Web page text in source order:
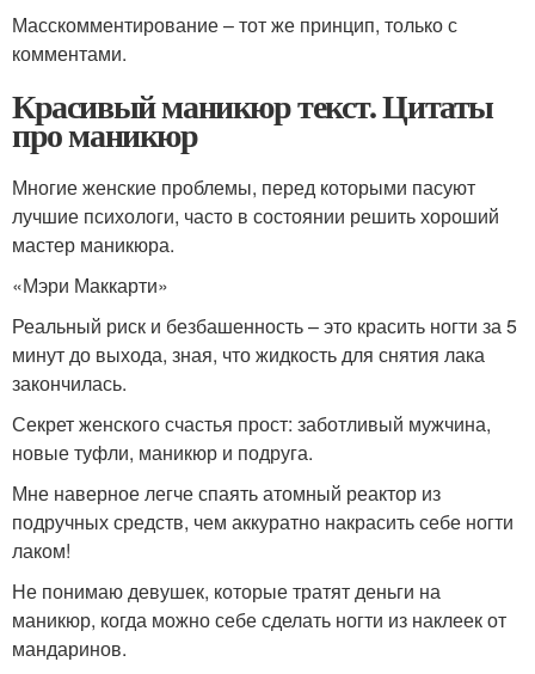
Масскомментирование – тот же принцип, только с
комментами.
Красивый маникюр текст. Цитаты
про маникюр
Многие женские проблемы, перед которыми пасуют
лучшие психологи, часто в состоянии решить хороший
мастер маникюра.
«Мэри Маккарти»
Реальный риск и безбашенность – это красить ногти за 5
минут до выхода, зная, что жидкость для снятия лака
закончилась.
Секрет женского счастья прост: заботливый мужчина,
новые туфли, маникюр и подруга.
Мне наверное легче спаять атомный реактор из
подручных средств, чем аккуратно накрасить себе ногти
лаком!
Не понимаю девушек, которые тратят деньги на
маникюр, когда можно себе сделать ногти из наклеек от
мандаринов.